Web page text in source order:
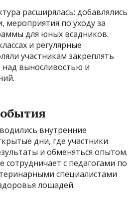
расширялась: добавлялись
мероприятия по уходу за
для юных всадников.
и регулярные
участникам закреплять
над выносливостью и
внутренние
дни, где участники
и обменяться опытом.
сотрудничает с педагогами по
специалистами
лошадей.